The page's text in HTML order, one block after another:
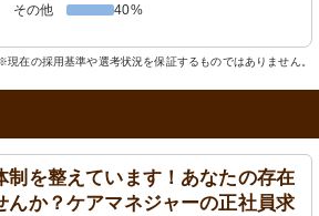
その他
40%
現在の採用基準や選考状況を保証するものではありません。
制を整えています！あなたの存在
んか？ケアマネジャーの正社員求